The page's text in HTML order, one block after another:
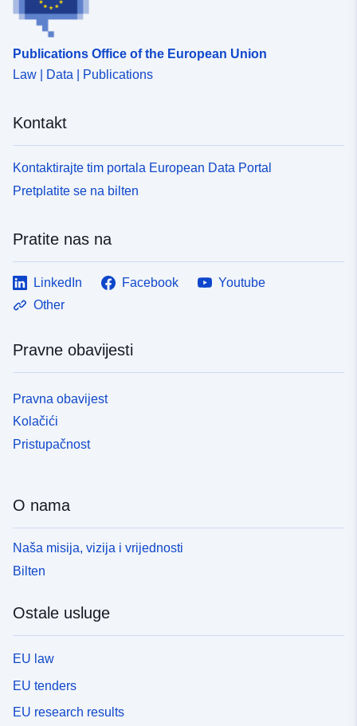
Publications Office of the European Union
Law | Data | Publications
Kontakt
Kontaktirajte tim portala European Data Portal
Pretplatite se na bilten
Pratite nas na
LinkedIn Facebook
Youtube
Other
Pravne obavijesti
Pravna obavijest
Kolačići
Pristupačnost
O nama
Naša misija, vizija i vrijednosti
Bilten
Ostale usluge
EU law
EU tenders
EU research results